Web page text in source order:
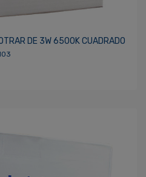
DE 3W 6500K CUADRADO